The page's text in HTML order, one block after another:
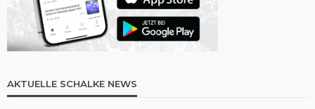
AKTUELLE SCHALKE NEWS